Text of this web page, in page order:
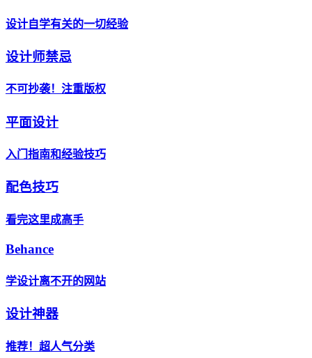
设计自学有关的一切经验
设计师禁忌
不可抄袭！注重版权
平面设计
入门指南和经验技巧
配色技巧
看完这里成高手
Behance
学设计离不开的网站
设计神器
推荐！超人气分类